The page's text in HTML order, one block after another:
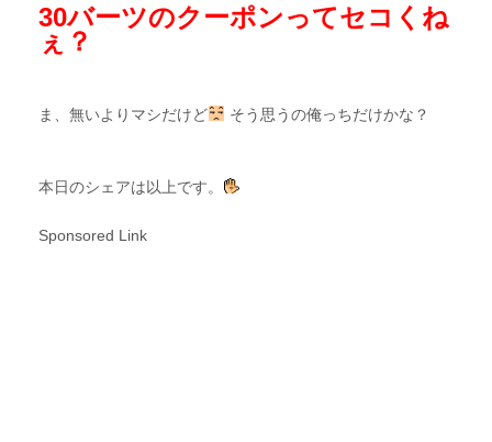
30バーツのクーポンってセコくね
ぇ？
ま、無いよりマシだけど そう思うの俺っちだけかな？
本日のシェアは以上です。
Sponsored Link